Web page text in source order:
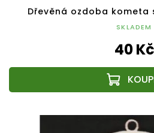
Dřevěná ozdoba kometa
SKLADEM
40 Kč